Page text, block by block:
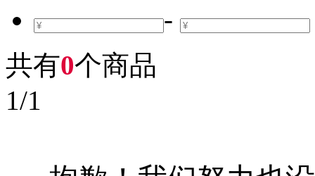
-
共有0个商品
1/1